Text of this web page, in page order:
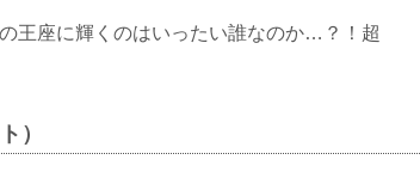
王座に輝くのはいったい誰なのか…？！超
）